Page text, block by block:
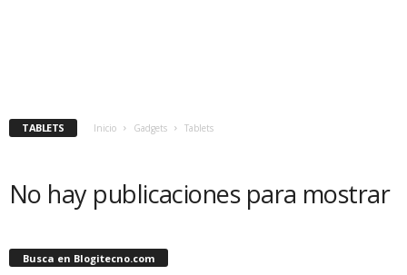
TABLETS Inicio Gadgets Tablets
No hay publicaciones para mostrar
Busca en Blogitecno.com